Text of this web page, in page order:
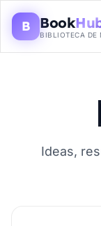
B Book
BIBLIOTECA DE
Ideas,